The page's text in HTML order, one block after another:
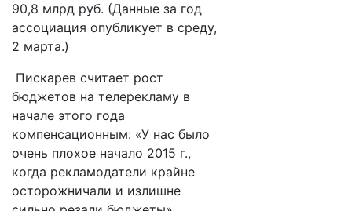
90,8 млрд руб. (Данные за год
ассоциация опубликует в среду,
2 марта.)
Пискарев считает рост
бюджетов на телерекламу в
начале этого года
компенсационным: «У нас было
очень плохое начало 2015 г.,
когда рекламодатели крайне
осторожничали и излишне